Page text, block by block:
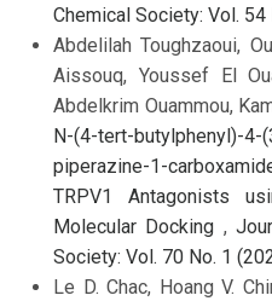
Chemical Society: Vol.
Abdelilah Toughzaoui,
Aissouq, Youssef El
Abdelkrim Ouammou,
N-(4-tert-butylphenyl)-4-
piperazine-1-
TRPV1 Antagonists
Molecular Docking ,
Society: Vol. 70 No. 1
Le D. Chac, Hoang V.